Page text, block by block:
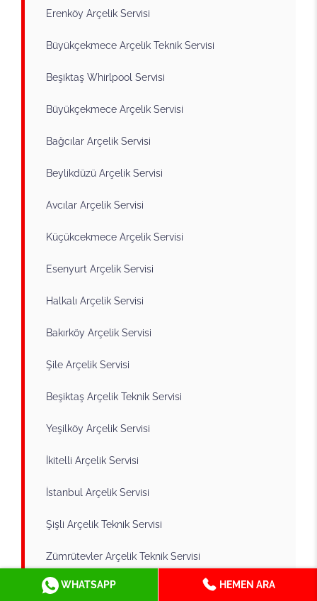
Erenköy Arçelik Servisi
Büyükçekmece Arçelik Teknik Servisi
Beşiktaş Whirlpool Servisi
Büyükçekmece Arçelik Servisi
Bağcılar Arçelik Servisi
Beylikdüzü Arçelik Servisi
Avcılar Arçelik Servisi
Küçükcekmece Arçelik Servisi
Esenyurt Arçelik Servisi
Halkalı Arçelik Servisi
Bakırköy Arçelik Servisi
Şile Arçelik Servisi
Beşiktaş Arçelik Teknik Servisi
Yeşilköy Arçelik Servisi
İkitelli Arçelik Servisi
İstanbul Arçelik Servisi
Şişli Arçelik Teknik Servisi
Zümrütevler Arçelik Teknik Servisi
Sarıyer Arçelik Servisi
WHATSAPP HEMEN ARA